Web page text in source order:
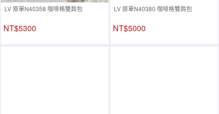
LV 原單N40358 咖啡格雙肩包
NT$5300
LV 原單N40380 咖啡格雙肩包
NT$5000